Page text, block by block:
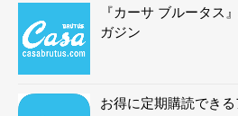
『カーサ ブルータス
ガジン
お得に定期購読できる